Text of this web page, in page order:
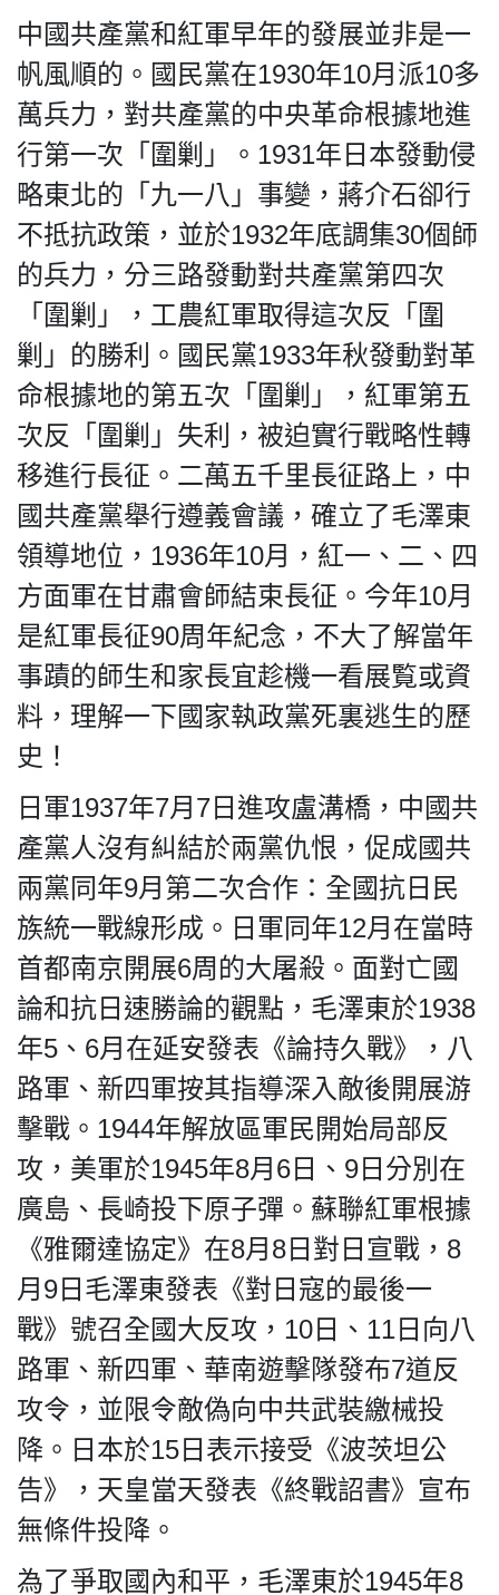
中國共產黨和紅軍早年的發展並非是一
帆風順的。國民黨在1930年10月派10多
萬兵力，對共產黨的中央革命根據地進
行第一次「圍剿」。1931年日本發動侵
略東北的「九一八」事變，蔣介石卻行
不抵抗政策，並於1932年底調集30個師
的兵力，‬分三路發動對共產黨第四次
「圍剿」，工農‬紅軍取得這次反「圍
剿」的勝利‬。國民黨1933年秋發動對革
命根據地的第五次「圍剿」，紅軍第五
次反「圍剿」失利，被迫實行戰略性轉
移進行長征。二萬五千里長征路上，中
國共產黨舉行遵義會議，確立了毛澤東
領導地位，1936年10月，紅一、二、四
方面軍在甘肅會師結束長征。今年10月
是紅軍長征90周年紀念，不大了解當年
事蹟的師生和家長宜趁機一看展覧或資
料，理解一下國家執政黨死裏逃生的歷
史！
日軍1937年7月7日進攻盧溝橋，中國共
產黨人沒有糾結於兩黨仇恨，促成國共
兩黨同年9月第二次合作：全國抗日民
族統一戰線形成。日軍同年12月在當時
首都南京開展6周的大屠殺。面對亡國
論和抗日速勝論的觀點，毛澤東於1938
年5、6月在延安發表《論持久戰》，八
路軍、新四軍按其指導深入敵後開展游
擊戰。1944年解放區軍民開始局部反
攻，美軍於1945年8月6日、9日分別在
廣島、長崎投下原子彈。蘇聯紅軍根據
《雅爾達協定》在8月8日對日宣戰，8
月9日毛澤東發表《對日寇的最後一
戰》號召全國大反攻，10日、11日向八
路軍、新四軍、華南遊擊隊發布7道反
攻令，並限令敵偽向中共武裝繳械投
降。日本於15日表示接受《波茨坦公
告》，天皇當天發表《終戰詔書》宣布
無條件投降。
為了爭取國內和平，毛澤東於1945年8